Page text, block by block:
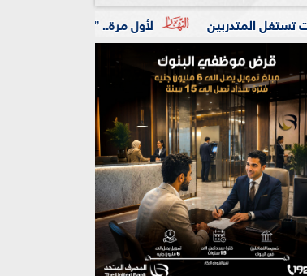
لأول مرة.. ”الرقابة المالية” تنظم نشاط صناديق